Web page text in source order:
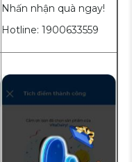
Nhấn nhận quà ngay!
Hotline: 1900633559